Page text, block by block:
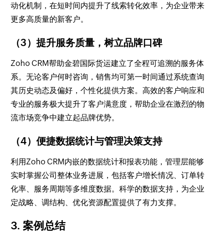
动化机制，在短时间内提升了线索转化效率，为企业带来
更多高质量的新客户。
（3）提升服务质量，树立品牌口碑
Zoho CRM帮助金碧国际货运建立了全程可追溯的服务体
系。无论客户何时咨询，销售均可第一时间通过系统查询
其历史动态及偏好，个性化提供方案。高效的客户响应和
专业的服务极大提升了客户满意度，帮助企业在激烈的物
流市场竞争中建立起品牌优势。
（4）便捷数据统计与管理决策支持
利用Zoho CRM内嵌的数据统计和报表功能，管理层能够
实时掌握公司整体业务进展，包括客户增长情况、订单转
化率、服务周期等多维度数据。科学的数据支持，为企业
定战略、调结构、优化资源配置提供了有力支撑。
3. 案例总结